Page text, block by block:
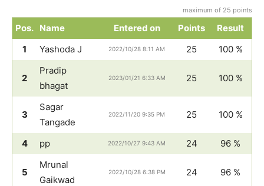
maximum of 25 points
Pos. Name Entered on Points
Result
1
Yashoda J 2022/10/28 8:11 AM 25 100 %
2
Pradip
bhagat
2023/01/21 6:33 AM 25 100 %
3
Sagar
Tangade
2022/11/20 9:35 PM 25 100 %
4 pp 2022/10/27 9:43 AM 24 96 %
5
Mrunal
Gaikwad
2022/10/28 6:38 PM 24 96 %